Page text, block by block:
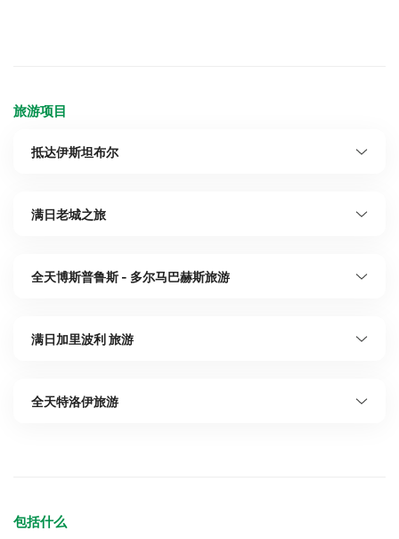
旅游项目
抵达伊斯坦布尔
满日老城之旅
全天博斯普鲁斯 - 多尔马巴赫斯旅游
满日加里波利 旅游
全天特洛伊旅游
包括什么